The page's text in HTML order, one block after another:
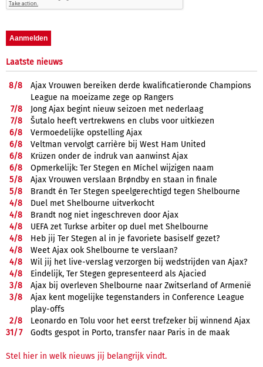
Laatste nieuws
8/8
Ajax Vrouwen bereiken derde kwalificatieronde Champions
League na moeizame zege op Rangers
7/8
Jong Ajax begint nieuw seizoen met nederlaag
7/8
Šutalo heeft vertrekwens en clubs voor uitkiezen
6/8
Vermoedelijke opstelling Ajax
6/8
Veltman vervolgt carrière bij West Ham United
6/8
Krüzen onder de indruk van aanwinst Ajax
6/8
Opmerkelijk: Ter Stegen en Míchel wijzigen naam
5/8
Ajax Vrouwen verslaan Brøndby en staan in finale
5/8
Brandt én Ter Stegen speelgerechtigd tegen Shelbourne
4/8
Duel met Shelbourne uitverkocht
4/8
Brandt nog niet ingeschreven door Ajax
4/8
UEFA zet Turkse arbiter op duel met Shelbourne
4/8
Heb jij Ter Stegen al in je favoriete basiself gezet?
4/8
Weet Ajax ook Shelbourne te verslaan?
4/8
Wil jij het live-verslag verzorgen bij wedstrijden van Ajax?
4/8
Eindelijk, Ter Stegen gepresenteerd als Ajacied
3/8
Ajax bij overleven Shelbourne naar Zwitserland of Armenië
3/8
Ajax kent mogelijke tegenstanders in Conference League
play-offs
2/8
Leonardo en Tolu voor het eerst trefzeker bij winnend Ajax
31/7 Godts gespot in Porto, transfer naar Paris in de maak
Stel hier in welk nieuws jij belangrijk vindt.